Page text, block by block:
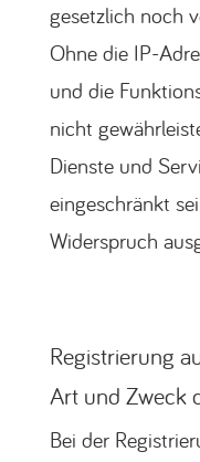
gesetzlich noch
Ohne die IP-
und die
nicht
Dienste und
eingeschränkt
Widerspruch
Registrierung
Art und Zweck
Bei der